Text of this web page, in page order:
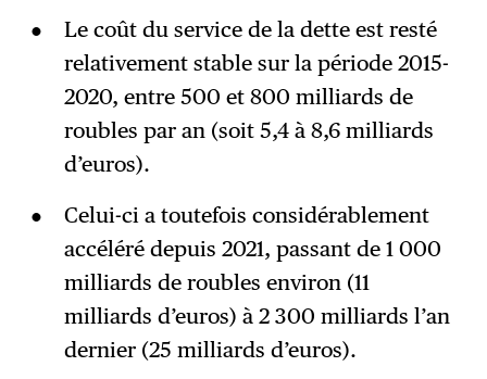
Le coût du service de la dette est resté
relativement stable sur la période 2015-
2020, entre 500 et 800 milliards de
roubles par an (soit 5,4 à 8,6 milliards
d’euros).
Celui-ci a toutefois considérablement
accéléré depuis 2021, passant de 1 000
milliards de roubles environ (11
milliards d’euros) à 2 300 milliards l’an
dernier (25 milliards d’euros).